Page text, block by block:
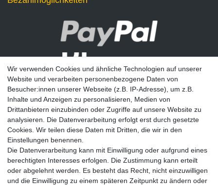
Newsletter
E-MAIL **
Einwilligung kann ich jederzeit widerrufen.**
Wir verwenden Cookies und ähnliche Technologien auf unserer
Website und verarbeiten personenbezogene Daten von
Besucher:innen unserer Webseite (z.B. IP-Adresse), um z.B.
Inhalte und Anzeigen zu personalisieren, Medien von
Drittanbietern einzubinden oder Zugriffe auf unsere Website zu
analysieren. Die Datenverarbeitung erfolgt erst durch gesetzte
Cookies. Wir teilen diese Daten mit Dritten, die wir in den
Einstellungen benennen.
Die Datenverarbeitung kann mit Einwilligung oder aufgrund eines
berechtigten Interesses erfolgen. Die Zustimmung kann erteilt
oder abgelehnt werden. Es besteht das Recht, nicht einzuwilligen
und die Einwilligung zu einem späteren Zeitpunkt zu ändern oder